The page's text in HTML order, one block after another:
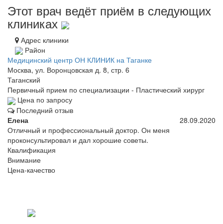
Этот врач ведёт приём в следующих
клиниках
Адрес клиники
Район
Медицинский центр ОН КЛИНИК на Таганке
Москва, ул. Воронцовская д. 8, стр. 6
Таганский
Первичный прием по специализации - Пластический хирург
Цена по запросу
Последний отзыв
Елена
28.09.2020
Отличный и профессиональный доктор. Он меня
проконсультировал и дал хорошие советы.
Квалификация
Внимание
Цена-качество